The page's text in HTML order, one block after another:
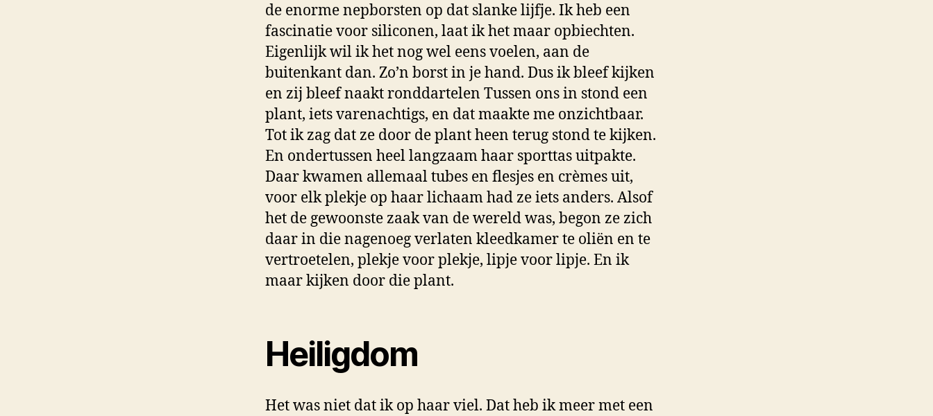
de enorme nepborsten op dat slanke lijfje. Ik heb een
fascinatie voor siliconen, laat ik het maar opbiechten.
Eigenlijk wil ik het nog wel eens voelen, aan de
buitenkant dan. Zo’n borst in je hand. Dus ik bleef kijken
en zij bleef naakt ronddartelen Tussen ons in stond een
plant, iets varenachtigs, en dat maakte me onzichtbaar.
Tot ik zag dat ze door de plant heen terug stond te kijken.
En ondertussen heel langzaam haar sporttas uitpakte.
Daar kwamen allemaal tubes en flesjes en crèmes uit,
voor elk plekje op haar lichaam had ze iets anders. Alsof
het de gewoonste zaak van de wereld was, begon ze zich
daar in die nagenoeg verlaten kleedkamer te oliën en te
vertroetelen, plekje voor plekje, lipje voor lipje. En ik
maar kijken door die plant.
Heiligdom
Het was niet dat ik op haar viel. Dat heb ik meer met een